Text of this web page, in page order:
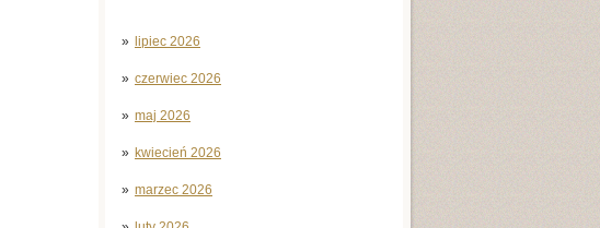
lipiec 2026
czerwiec 2026
maj 2026
kwiecień 2026
marzec 2026